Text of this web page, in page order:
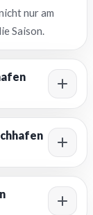
nur am
Saison.